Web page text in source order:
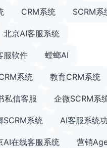
CRM系统 SCRM系
北京AI客服系统
服软件 螳螂AI
系统 教育CRM系统
私信客服 企微SCRM系
SCRM系统 AI客服系统
AI在线客服系统 营销